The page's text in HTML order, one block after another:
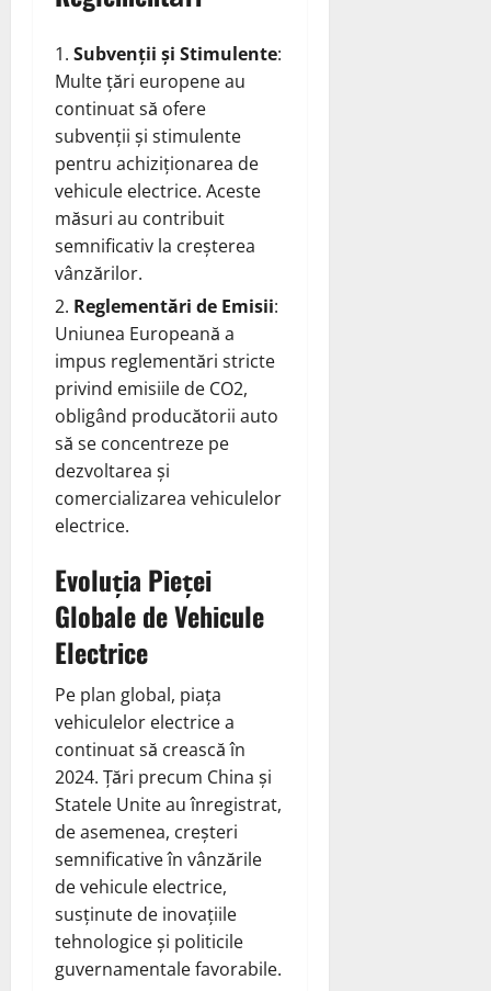
Subvenții și Stimulente:
Multe țări europene au
continuat să ofere
subvenții și stimulente
pentru achiziționarea de
vehicule electrice. Aceste
măsuri au contribuit
semnificativ la creșterea
vânzărilor.
Reglementări de Emisii:
Uniunea Europeană a
impus reglementări stricte
privind emisiile de CO2,
obligând producătorii auto
să se concentreze pe
dezvoltarea și
comercializarea vehiculelor
electrice.
Evoluția Pieței
Globale de Vehicule
Electrice
Pe plan global, piața
vehiculelor electrice a
continuat să crească în
2024. Țări precum China și
Statele Unite au înregistrat,
de asemenea, creșteri
semnificative în vânzările
de vehicule electrice,
susținute de inovațiile
tehnologice și politicile
guvernamentale favorabile.